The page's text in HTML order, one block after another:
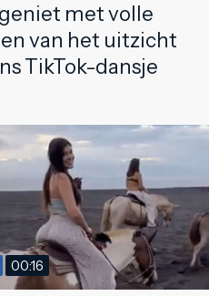
met volle
van het uitzicht
TikTok-dansje
00:16